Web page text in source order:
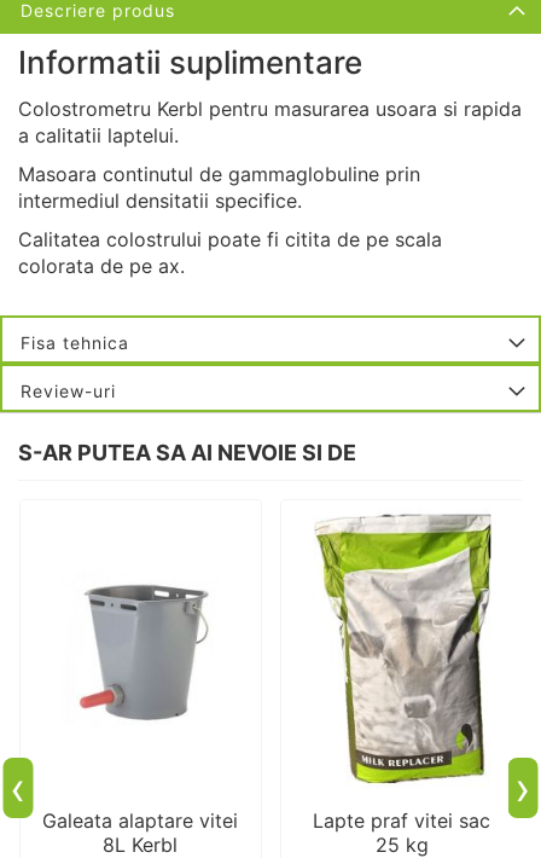
Descriere produs
Informatii suplimentare
Colostrometru Kerbl pentru masurarea usoara si rapida
a calitatii laptelui.
Masoara continutul de gammaglobuline prin
intermediul densitatii specifice.
Calitatea colostrului poate fi citita de pe scala
colorata de pe ax.
Fisa tehnica
Review-uri
S-AR PUTEA SA AI NEVOIE SI DE
Galeata alaptare vitei
8L Kerbl
Lapte praf vitei sac
25 kg
‹ ›